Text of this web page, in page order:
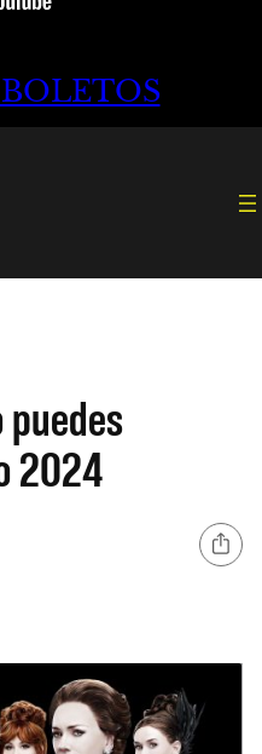
puedes
2024